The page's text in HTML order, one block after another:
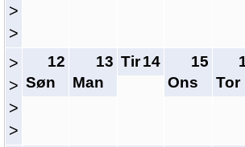
>
>
>
>
>
>
12
Søn
13
Man
14
Tir
15
Ons
Tor